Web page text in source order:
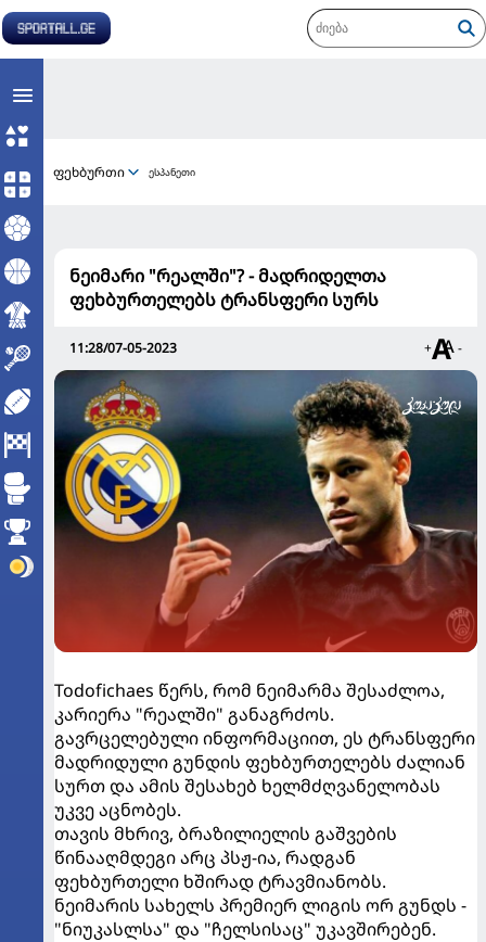
ფეხბურთი ესპანეთი
ნეიმარი "რეალში"? - მადრიდელთა
ფეხბურთელებს ტრანსფერი სურს
11:28/07-05-2023 + -
Todofichaes წერს, რომ ნეიმარმა შესაძლოა,
კარიერა "რეალში" განაგრძოს.
გავრცელებული ინფორმაციით, ეს ტრანსფერი
მადრიდული გუნდის ფეხბურთელებს ძალიან
სურთ და ამის შესახებ ხელმძღვანელობას
უკვე აცნობეს.
თავის მხრივ, ბრაზილიელის გაშვების
წინააღმდეგი არც პსჟ-ია, რადგან
ფეხბურთელი ხშირად ტრავმიანობს.
ნეიმარის სახელს პრემიერ ლიგის ორ გუნდს -
"ნიუკასლსა" და "ჩელსისაც" უკავშირებენ.